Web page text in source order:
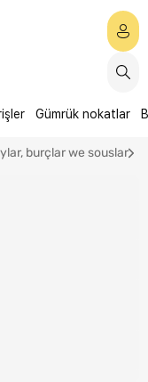
Gümrük nokatlar
burçlar we souslar